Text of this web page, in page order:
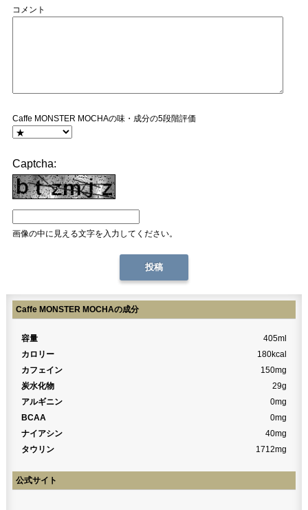
コメント
Caffe MONSTER MOCHAの味・成分の5段階評価
Captcha:
画像の中に見える文字を入力してください。
Caffe MONSTER MOCHAの成分
容量
405ml
カロリー
180kcal
カフェイン
150mg
炭水化物
29g
アルギニン
0mg
BCAA
0mg
ナイアシン
40mg
タウリン
1712mg
公式サイト